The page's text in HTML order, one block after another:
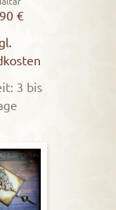
€
3 bis